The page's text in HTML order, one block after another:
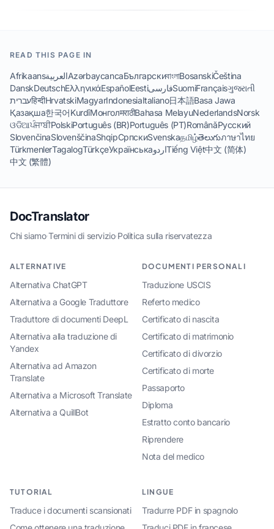
READ THIS PAGE IN
AfrikaansالعربيةAzərbaycancaБългарскиবাংলাBosanskiČeština
DanskDeutschΕλληνικάEspañolEestiفارسیSuomiFrançaisગુજરાતી
עבריתहिन्दीHrvatskiMagyarIndonesiaItaliano日本語Basa Jawa
Қазақша한국어KurdîМонголमराठीBahasa MelayuNederlandsNorsk
ଓଡିଆਪੰਜਾਬੀPolskiPortuguês (BR)Português (PT)RomânăРусский
SlovenčinaSlovenščinaShqipСрпскиSvenskaதமிழ்తెలుగుภาษาไทย
TürkmenlerTagalogTürkçeУкраїнськаاردوTiếng Việt中文 (简体)
中文 (繁體)
DocTranslator
Chi siamo·Termini di servizio·Politica sulla riservatezza
ALTERNATIVE
Alternativa ChatGPT
Alternativa a Google Traduttore
Traduttore di documenti DeepL
Alternativa alla traduzione di
Yandex
Alternativa ad Amazon
Translate
Alternativa a Microsoft Translate
Alternativa a QuillBot
DOCUMENTI PERSONALI
Traduzione USCIS
Referto medico
Certificato di nascita
Certificato di matrimonio
Certificato di divorzio
Certificato di morte
Passaporto
Diploma
Estratto conto bancario
Riprendere
Nota del medico
TUTORIAL
Traduce i documenti scansionati
LINGUE
Tradurre PDF in spagnolo